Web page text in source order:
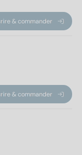
& commander
& commander